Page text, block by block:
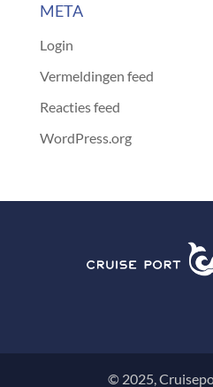
META
Login
Vermeldingen feed
Reacties feed
WordPress.org
© 2025,